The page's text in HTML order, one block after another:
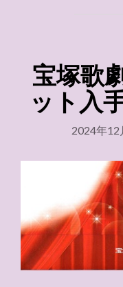
宝塚歌
ット入
2024年12